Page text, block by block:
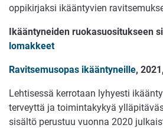
oppikirjaksi ikääntyvien
Ikääntyneiden ruokasuositukseen
lomakkeet
Ravitsemusopas ikääntyneille,
Lehtisessä kerrotaan lyhyesti
terveyttä ja toimintakykyä
sisältö perustuu vuonna 2020